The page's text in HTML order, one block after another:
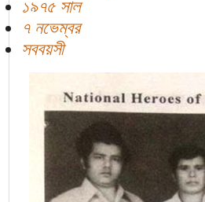
১৯৭৫ সাল
৭ নভেম্বর
সববয়সী